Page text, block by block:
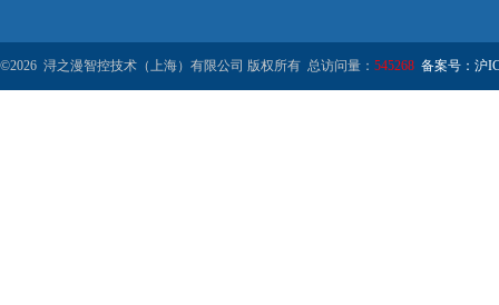
©2026 浔之漫智控技术（上海）有限公司 版权所有 总访问量： 545268 备案号：沪